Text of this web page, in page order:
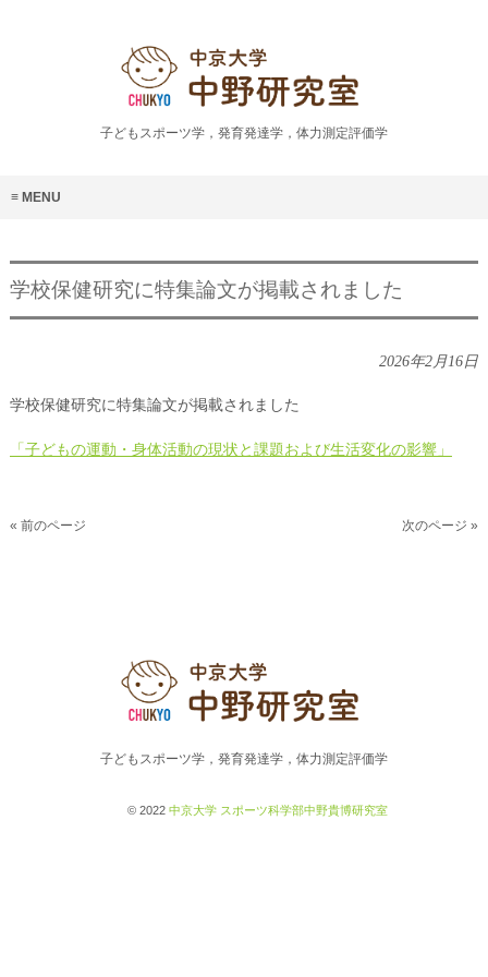
子どもスポーツ学，発育発達学，体力測定評価学
MENU
学校保健研究に特集論文が掲載されました
2026年2月16日
学校保健研究に特集論文が掲載されました
「子どもの運動・身体活動の現状と課題および生活変化の影響」
« 前のページ 次のページ »
子どもスポーツ学，発育発達学，体力測定評価学
© 2022 中京大学 スポーツ科学部中野貴博研究室